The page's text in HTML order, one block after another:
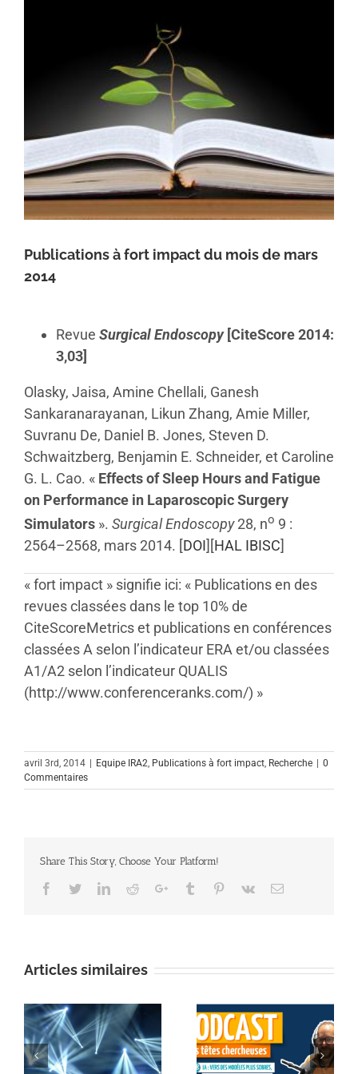
Publications à fort impact du mois de mars
2014
Revue Surgical Endoscopy [CiteScore 2014:
3,03]
Olasky, Jaisa, Amine Chellali, Ganesh
Sankaranarayanan, Likun Zhang, Amie Miller,
Suvranu De, Daniel B. Jones, Steven D.
Schwaitzberg, Benjamin E. Schneider, et Caroline
G. L. Cao. « Effects of Sleep Hours and Fatigue
on Performance in Laparoscopic Surgery
Simulators ». Surgical Endoscopy28, no 9 :
2564–2568, mars 2014. [DOI][HAL IBISC]
« fort impact » signifie ici: « Publications en des
revues classées dans le top 10% de
CiteScoreMetrics et publications en conférences
classées A selon l’indicateur ERA et/ou classées
A1/A2 selon l’indicateur QUALIS
(http://www.conferenceranks.com/) »
avril 3rd, 2014 Equipe IRA2, Publications à fort impact, Recherche
0
Commentaires
Share This Story, Choose Your Platform!
Facebook
TwitterLinkedinRedditGoogle+Tumblr Pinterest
Vk Email
Articles similaires